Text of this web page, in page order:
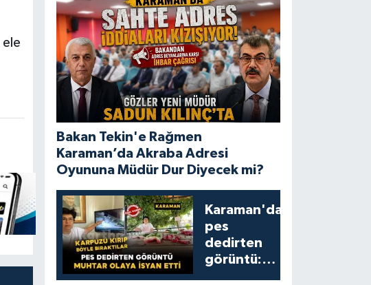
ele
Bakan Tekin'e Rağmen
Karaman’da Akraba Adresi
Oyununa Müdür Dur Diyecek mi?
Karaman'da
pes
dedirten
görüntü: